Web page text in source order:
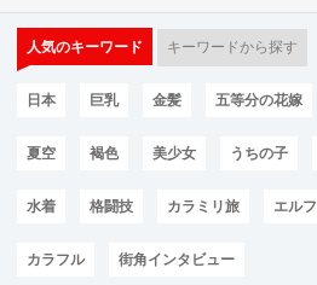
人気のキーワード キーワードから探す
日本 巨乳 金髪 五等分の花嫁
夏空 褐色 美少女 うちの子
水着 格闘技 カラミリ旅 エルフ
カラフル 街角インタビュー